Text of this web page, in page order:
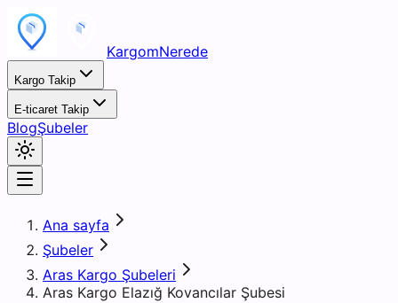
KargomNerede
Kargo Takip
E-ticaret Takip
BlogŞubeler
Ana sayfa
Şubeler
Aras Kargo Şubeleri
Aras Kargo Elazığ Kovancılar Şubesi